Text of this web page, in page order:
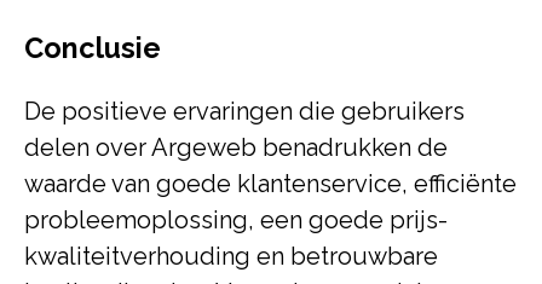
Conclusie
De positieve ervaringen die gebruikers
delen over Argeweb benadrukken de
waarde van goede klantenservice, efficiënte
probleemoplossing, een goede prijs-
kwaliteitverhouding en betrouwbare